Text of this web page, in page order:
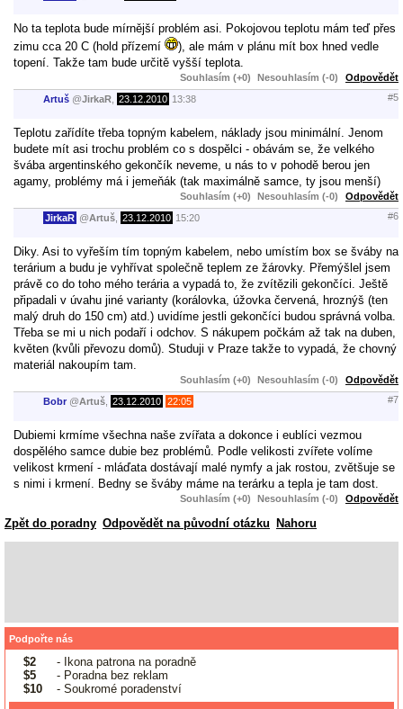
No ta teplota bude mírnější problém asi. Pokojovou teplotu mám teď přes
zimu cca 20 C (hold přízemí
), ale mám v plánu mít box hned vedle
topení. Takže tam bude určitě vyšší teplota.
Souhlasím (+0) Nesouhlasím (-0) Odpovědět
Artuš @JirkaR 23.12.2010 13:38 #5
Teplotu zařídíte třeba topným kabelem, náklady jsou minimální. Jenom
budete mít asi trochu problém co s dospělci - obávám se, že velkého
švába argentinského gekončík neveme, u nás to v pohodě berou jen
agamy, problémy má i jemeňák (tak maximálně samce, ty jsou menší)
Souhlasím (+0) Nesouhlasím (-0) Odpovědět
JirkaR @Artuš 23.12.2010 15:20 #6
Diky. Asi to vyřeším tím topným kabelem, nebo umístím box se šváby na
terárium a budu je vyhřívat společně teplem ze žárovky. Přemýšlel jsem
právě co do toho mého terária a vypadá to, že zvítězili gekončíci. Ještě
připadali v úvahu jiné varianty (korálovka, úžovka červená, hroznýš (ten
malý druh do 150 cm) atd.) uvidíme jestli gekončíci budou správná volba.
Třeba se mi u nich podaří i odchov. S nákupem počkám až tak na duben,
květen (kvůli převozu domů). Studuji v Praze takže to vypadá, že chovný
materiál nakoupím tam.
Souhlasím (+0) Nesouhlasím (-0) Odpovědět
Bobr @Artuš 23.12.2010 22:05 #7
Dubiemi krmíme všechna naše zvířata a dokonce i eublíci vezmou
dospělého samce dubie bez problémů. Podle velikosti zvířete volíme
velikost krmení - mláďata dostávají malé nymfy a jak rostou, zvětšuje se
s nimi i krmení. Bedny se šváby máme na terárku a tepla je tam dost.
Souhlasím (+0) Nesouhlasím (-0) Odpovědět
Zpět do poradny Odpovědět na původní otázku Nahoru
Podpořte nás
$2
- Ikona patrona na poradně
$5
- Poradna bez reklam
$10
- Soukromé poradenství